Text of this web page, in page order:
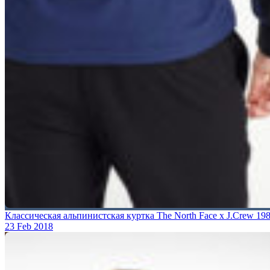
Классическая альпинистская куртка The North Face x J.Crew
23 Feb 2018